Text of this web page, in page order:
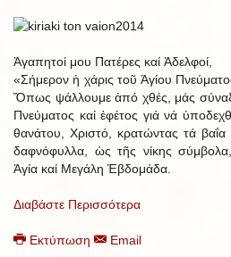
Ἀγαπητοί μου Πατέρες καί Ἀδελφοί,
«Σήμερον ἡ χάρις τοῦ Ἁγίου
Ὅπως ψάλλουμε ἀπό χθές, μάς
Πνεύματος καί ἐφέτος γιά νά
θανάτου, Χριστό, κρατώντας τά
δαφνόφυλλα, ὡς τῆς νίκης σύμβολα,
Ἁγία καί Μεγάλη Ἑβδομάδα.
Διαβάστε Περισσότερα
Εκτύπωση Email